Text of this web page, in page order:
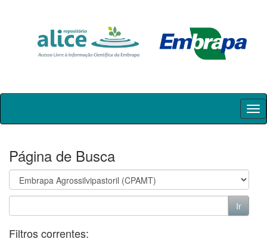
Skip
Página de Busca
Filtros correntes: